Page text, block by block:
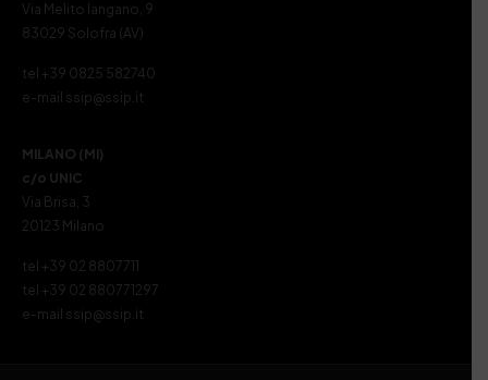
Via Melito Iangano, 9
83029 Solofra (AV)
tel +39 0825 582740
e-mail ssip@ssip.it
MILANO (MI)
c/o UNIC
Via Brisa, 3
20123 Milano
tel +39 02 8807711
tel +39 02 880771297
e-mail ssip@ssip.it